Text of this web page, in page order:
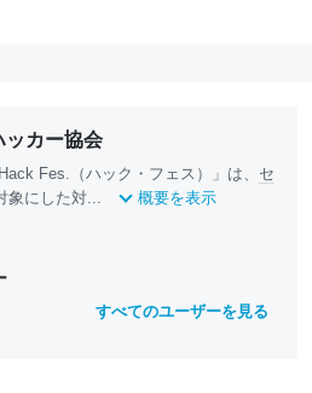
ッカー協会
Fes.（ハック・フェス）」は、 セ
象にした対... 概要を表示
すべてのユーザーを見る